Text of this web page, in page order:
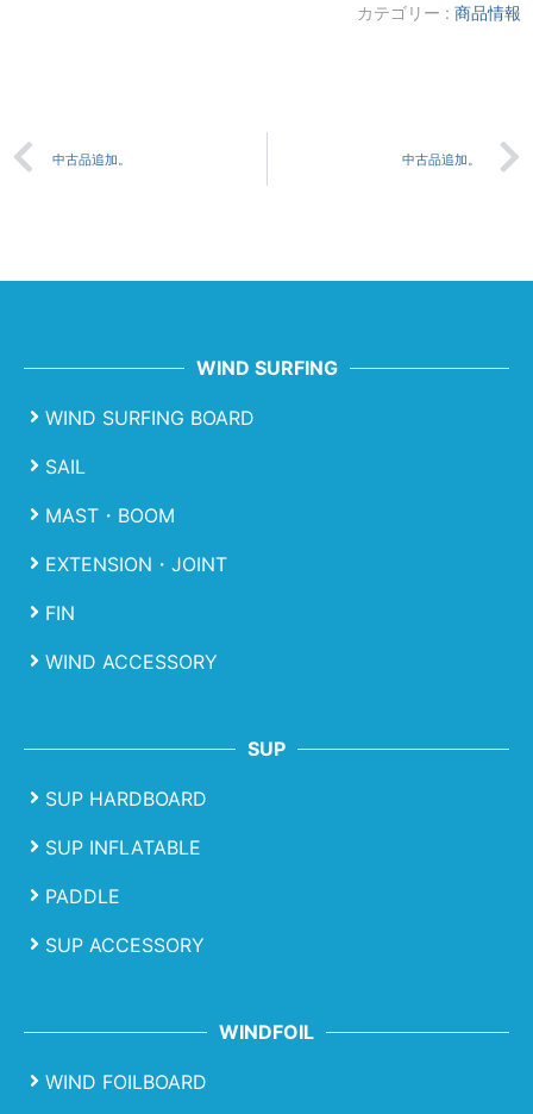
カテゴリー : 商品情報
中古品追加。 中古品追加。
WIND SURFING
WIND SURFING BOARD
SAIL
MAST・BOOM
EXTENSION・JOINT
FIN
WIND ACCESSORY
SUP
SUP HARDBOARD
SUP INFLATABLE
PADDLE
SUP ACCESSORY
WINDFOIL
WIND FOILBOARD